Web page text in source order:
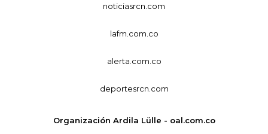
noticiasrcn.com
lafm.com.co
alerta.com.co
deportesrcn.com
Organización Ardila Lülle - oal.com.co